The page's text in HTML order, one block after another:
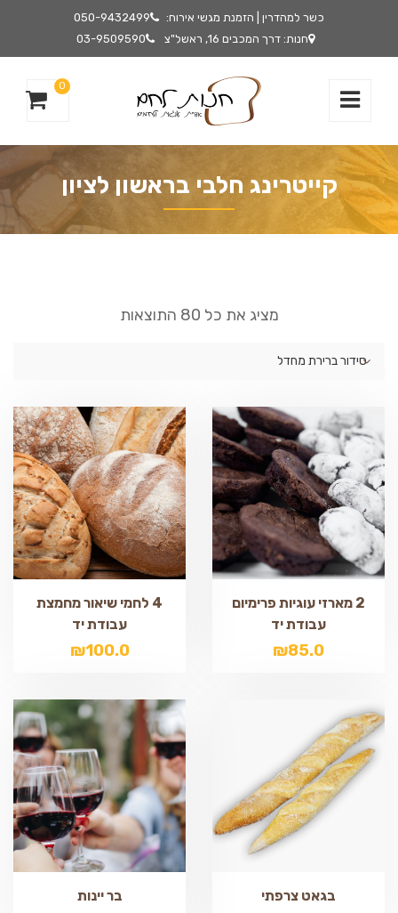
כשר למהדרין | הזמנת מגשי אירוח:
050-9432499
חנות: דרך המכבים 16, ראשל"צ
03-9509590
0
קייטרינג חלבי בראשון לציון
מציג את כל 80 התוצאות
סידור ברירת מחדל
2 מארזי עוגיות פרימיום
עבודת יד
₪85.0
4 לחמי שיאור מחמצת
עבודת יד
₪100.0
בגאט צרפתי בר יינות